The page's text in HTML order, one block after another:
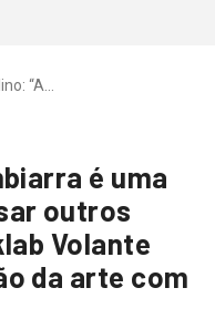
“A…
é uma
outros
Volante
da arte com